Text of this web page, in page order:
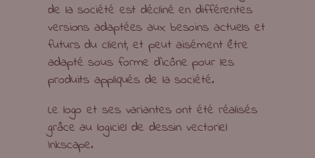
de la société est décliné en différentes
versions adaptées aux besoins actuels et
futurs du client, et peut aisément être
adapté sous forme d’icône pour les
produits appliqués de la société.
Le logo et ses variantes ont été réalisés
grâce au logiciel de dessin vectoriel
Inkscape.